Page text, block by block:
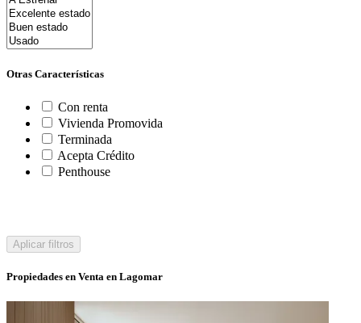
Otras Características
Con renta
Vivienda Promovida
Terminada
Acepta Crédito
Penthouse
Aplicar filtros
Propiedades en Venta en Lagomar